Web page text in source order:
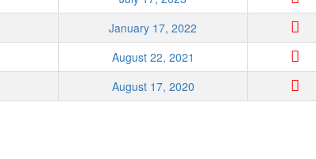
January 17, 2022
August 22, 2021
August 17, 2020